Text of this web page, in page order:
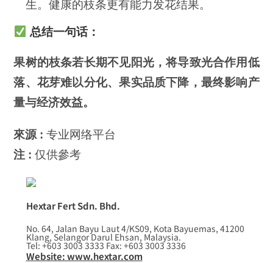
生。健康的枝条更有能力发花结果。
总结一句话：
果树的枝条若长期不见阳光，将导致光合作用低
落、花芽难以分化、果实品质下降，最终影响产
量与经济效益。
來源 : 专业网络平台
注 : 仅供參考
Hextar Fert Sdn. Bhd.
No. 64, Jalan Bayu Laut 4/KS09, Kota Bayuemas, 41200
Klang, Selangor Darul Ehsan, Malaysia.
Tel: +603 3003 3333 Fax: +603 3003 3336
Website: www.hextar.com